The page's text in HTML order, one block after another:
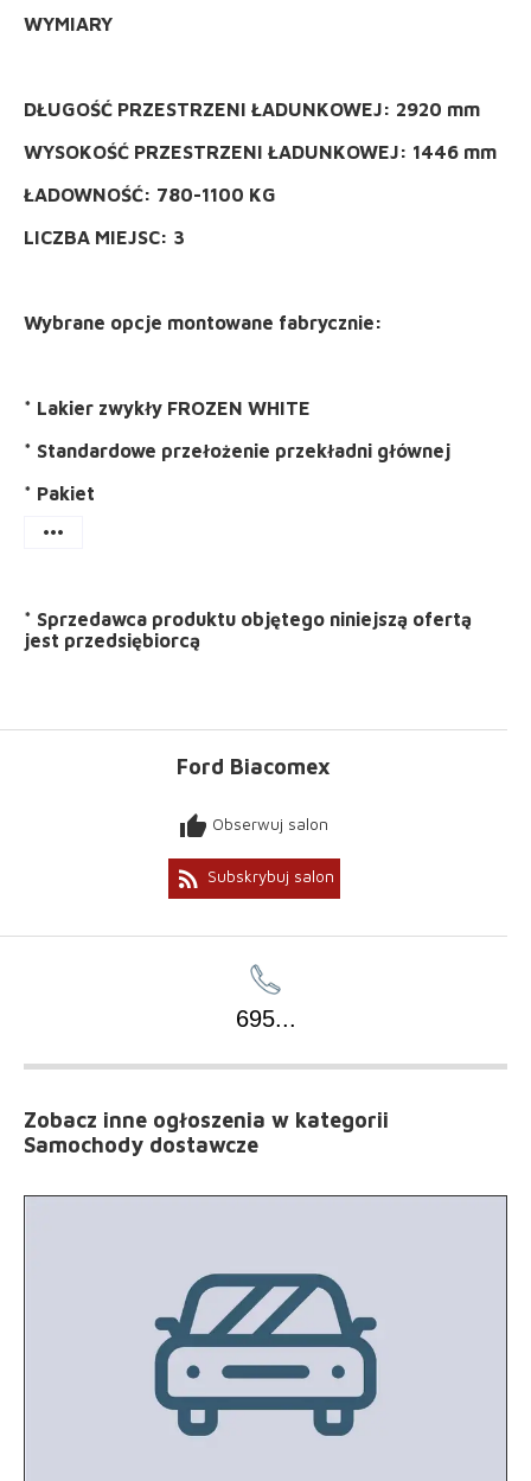
WYMIARY
DŁUGOŚĆ PRZESTRZENI ŁADUNKOWEJ: 2920 mm
WYSOKOŚĆ PRZESTRZENI ŁADUNKOWEJ: 1446 mm
ŁADOWNOŚĆ: 780-1100 KG
LICZBA MIEJSC: 3
Wybrane opcje montowane fabrycznie:
* Lakier zwykły FROZEN WHITE
* Standardowe przełożenie przekładni głównej
* Pakiet
more_horiz
* Sprzedawca produktu objętego niniejszą ofertą
jest przedsiębiorcą
Ford Biacomex
thumb_up Obserwuj salon
rss_feed Subskrybuj salon
695...
Zobacz inne ogłoszenia w kategorii
Samochody dostawcze